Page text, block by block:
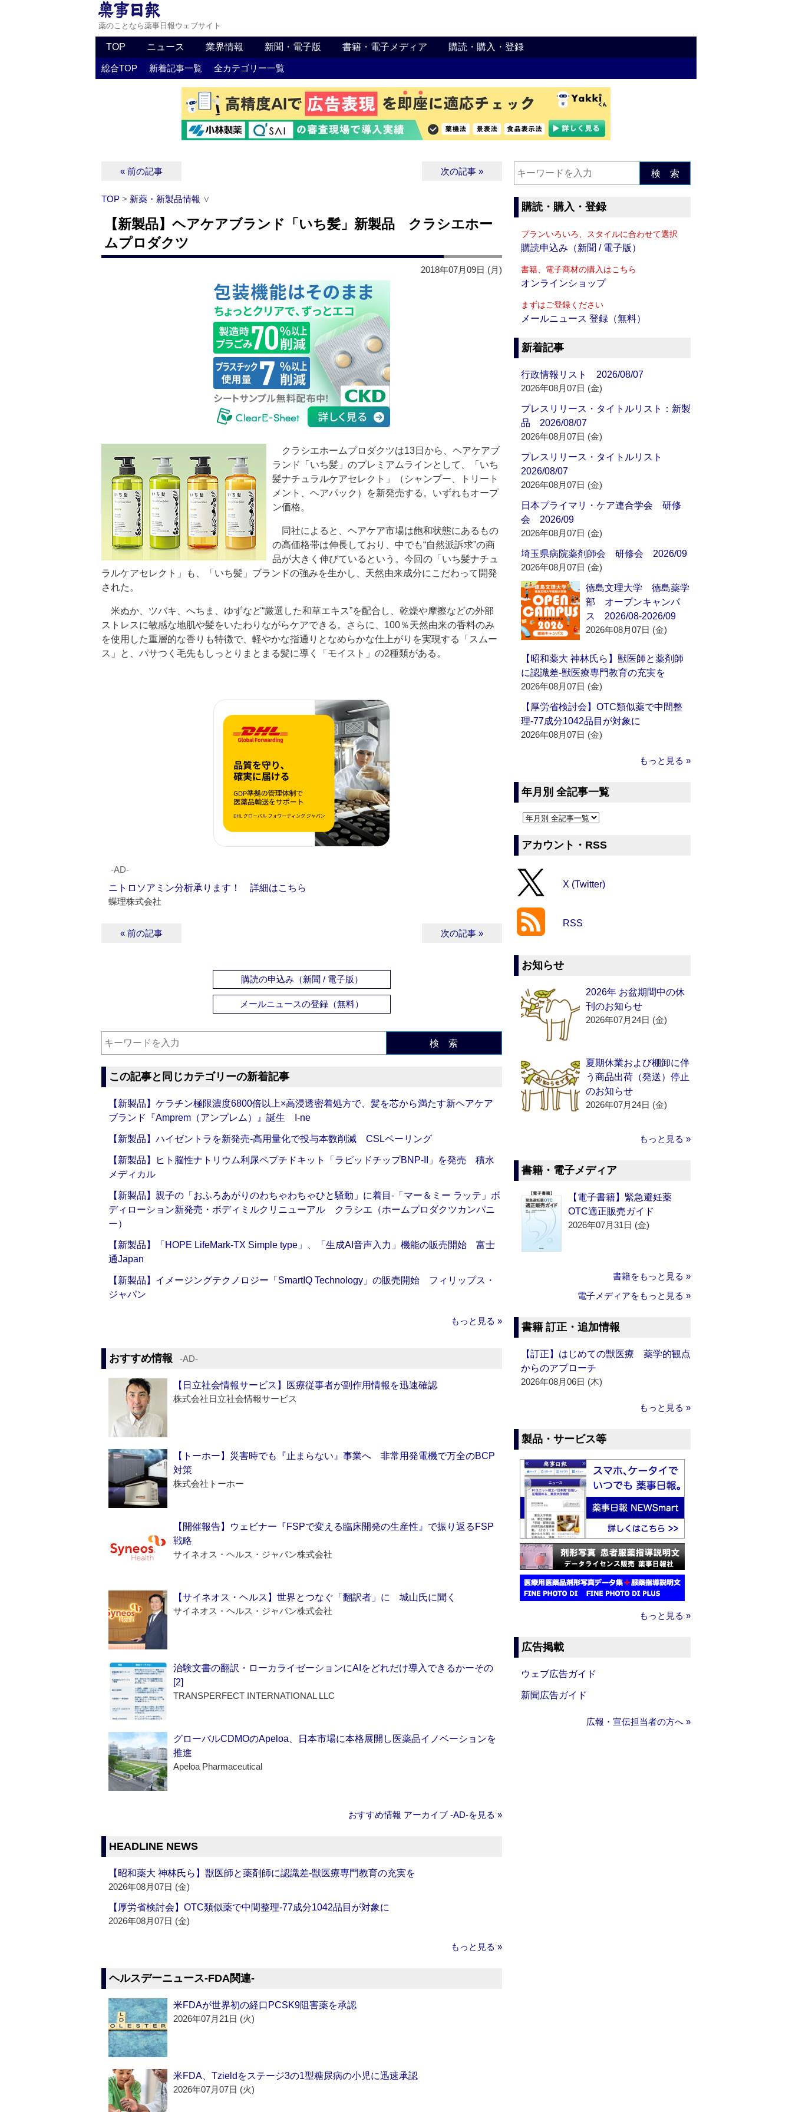
薬のことなら薬事日報ウェブサイト
TOP ニュース 業界情報 新聞・電子版 書籍・電子メディア 購読・購入・登録
総合TOP 新着記事一覧 全カテゴリー一覧
« 前の記事 次の記事 »
TOP > 新薬・新製品情報 ∨
【新製品】ヘアケアブランド「いち髪」新製品 クラシエホー
ムプロダクツ
2018年07月09日 (月)
クラシエホームプロダクツは13日から、ヘアケアブ
ランド「いち髪」のプレミアムラインとして、「いち
髪ナチュラルケアセレクト」（シャンプー、トリート
メント、ヘアパック）を新発売する。いずれもオープ
ン価格。
同社によると、ヘアケア市場は飽和状態にあるもの
の高価格帯は伸長しており、中でも“自然派訴求”の商
品が大きく伸びているという。今回の「いち髪ナチュ
ラルケアセレクト」も、「いち髪」ブランドの強みを生かし、天然由来成分にこだわって開発
された。
米ぬか、ツバキ、へちま、ゆずなど“厳選した和草エキス”を配合し、乾燥や摩擦などの外部
ストレスに敏感な地肌や髪をいたわりながらケアできる。さらに、100％天然由来の香料のみ
を使用した重層的な香りも特徴で、軽やかな指通りとなめらかな仕上がりを実現する「スムー
ス」と、パサつく毛先もしっとりまとまる髪に導く「モイスト」の2種類がある。
‐AD‐
ニトロソアミン分析承ります！ 詳細はこちら
蝶理株式会社
« 前の記事 次の記事 »
購読の申込み（新聞 / 電子版）
メールニュースの登録（無料）
検 索
この記事と同じカテゴリーの新着記事
【新製品】ケラチン極限濃度6800倍以上×高浸透密着処方で、髪を芯から満たす新ヘアケア
ブランド『Amprem（アンプレム）』誕生 I-ne
【新製品】ハイゼントラを新発売‐高用量化で投与本数削減 CSLベーリング
【新製品】ヒト脳性ナトリウム利尿ペプチドキット「ラピッドチップBNP-II」を発売 積水
メディカル
【新製品】親子の「おふろあがりのわちゃわちゃひと騒動」に着目‐「マー＆ミー ラッテ」ボ
ディローション新発売・ボディミルクリニューアル クラシエ（ホームプロダクツカンパニ
ー）
【新製品】「HOPE LifeMark-TX Simple type」、「生成AI音声入力」機能の販売開始 富士
通Japan
【新製品】イメージングテクノロジー「SmartIQ Technology」の販売開始 フィリップス・
ジャパン
もっと見る »
おすすめ情報 ‐AD‐
【日立社会情報サービス】医療従事者が副作用情報を迅速確認
株式会社日立社会情報サービス
【トーホー】災害時でも『止まらない』事業へ 非常用発電機で万全のBCP
対策
株式会社トーホー
【開催報告】ウェビナー『FSPで変える臨床開発の生産性』で振り返るFSP
戦略
サイネオス・ヘルス・ジャパン株式会社
【サイネオス・ヘルス】世界とつなぐ「翻訳者」に 城山氏に聞く
サイネオス・ヘルス・ジャパン株式会社
治験文書の翻訳・ローカライゼーションにAIをどれだけ導入できるかーその
[2]
TRANSPERFECT INTERNATIONAL LLC
グローバルCDMOのApeloa、日本市場に本格展開し医薬品イノベーションを
推進
Apeloa Pharmaceutical
おすすめ情報 アーカイブ ‐AD‐を見る »
HEADLINE NEWS
【昭和薬大 神林氏ら】獣医師と薬剤師に認識差‐獣医療専門教育の充実を
2026年08月07日 (金)
【厚労省検討会】OTC類似薬で中間整理‐77成分1042品目が対象に
2026年08月07日 (金)
もっと見る »
ヘルスデーニュース‐FDA関連‐
米FDAが世界初の経口PCSK9阻害薬を承認
2026年07月21日 (火)
米FDA、Tzieldをステージ3の1型糖尿病の小児に迅速承認
2026年07月07日 (火)
検 索
購読・購入・登録
プランいろいろ、スタイルに合わせて選択
購読申込み（新聞 / 電子版）
書籍、電子商材の購入はこちら
オンラインショップ
まずはご登録ください
メールニュース 登録（無料）
新着記事
行政情報リスト 2026/08/07
2026年08月07日 (金)
プレスリリース・タイトルリスト：新製
品 2026/08/07
2026年08月07日 (金)
プレスリリース・タイトルリスト
2026/08/07
2026年08月07日 (金)
日本プライマリ・ケア連合学会 研修
会 2026/09
2026年08月07日 (金)
埼玉県病院薬剤師会 研修会 2026/09
2026年08月07日 (金)
徳島文理大学 徳島薬学
部 オープンキャンパ
ス 2026/08-2026/09
2026年08月07日 (金)
【昭和薬大 神林氏ら】獣医師と薬剤師
に認識差‐獣医療専門教育の充実を
2026年08月07日 (金)
【厚労省検討会】OTC類似薬で中間整
理‐77成分1042品目が対象に
2026年08月07日 (金)
もっと見る »
年月別 全記事一覧
アカウント・RSS
X (Twitter)
RSS
お知らせ
2026年 お盆期間中の休
刊のお知らせ
2026年07月24日 (金)
夏期休業および棚卸に伴
う商品出荷（発送）停止
のお知らせ
2026年07月24日 (金)
もっと見る »
書籍・電子メディア
【電子書籍】緊急避妊薬
OTC適正販売ガイド
2026年07月31日 (金)
書籍をもっと見る »
電子メディアをもっと見る »
書籍 訂正・追加情報
【訂正】はじめての獣医療 薬学的観点
からのアプローチ
2026年08月06日 (木)
もっと見る »
製品・サービス等
もっと見る »
広告掲載
ウェブ広告ガイド
新聞広告ガイド
広報・宣伝担当者の方へ »